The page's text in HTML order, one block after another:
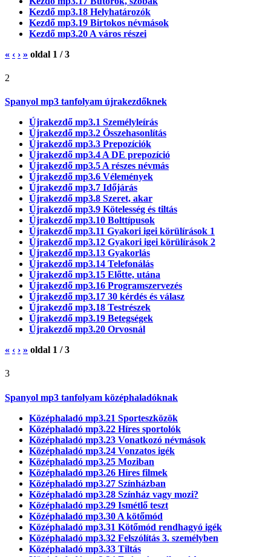
Kezdő mp3.18 Helyhatározók
Kezdő mp3.19 Birtokos névmások
Kezdő mp3.20 A város részei
« ‹ › » oldal 1 /3
2
Spanyol mp3 tanfolyam újrakezdőknek
Újrakezdő mp3.1 Személyleírás
Újrakezdő mp3.2 Összehasonlítás
Újrakezdő mp3.3 Prepozíciók
Újrakezdő mp3.4 A DE prepozíció
Újrakezdő mp3.5 A részes névmás
Újrakezdő mp3.6 Vélemények
Újrakezdő mp3.7 Időjárás
Újrakezdő mp3.8 Szeret, akar
Újrakezdő mp3.9 Kötelesség és tiltás
Újrakezdő mp3.10 Bolttípusok
Újrakezdő mp3.11 Gyakori igei körülírások 1
Újrakezdő mp3.12 Gyakori igei körülírások 2
Újrakezdő mp3.13 Gyakorlás
Újrakezdő mp3.14 Telefonálás
Újrakezdő mp3.15 Előtte, utána
Újrakezdő mp3.16 Programszervezés
Újrakezdő mp3.17 30 kérdés és válasz
Újrakezdő mp3.18 Testrészek
Újrakezdő mp3.19 Betegségek
Újrakezdő mp3.20 Orvosnál
« ‹ › » oldal 1 /3
3
Spanyol mp3 tanfolyam középhaladóknak
Középhaladó mp3.21 Sporteszközök
Középhaladó mp3.22 Híres sportolók
Középhaladó mp3.23 Vonatkozó névmások
Középhaladó mp3.24 Vonzatos igék
Középhaladó mp3.25 Moziban
Középhaladó mp3.26 Híres filmek
Középhaladó mp3.27 Színházban
Középhaladó mp3.28 Színház vagy mozi?
Középhaladó mp3.29 Ismétlő teszt
Középhaladó mp3.30 A kötőmód
Középhaladó mp3.31 Kötőmód rendhagyó igék
Középhaladó mp3.32 Felszólítás 3. személyben
Középhaladó mp3.33 Tiltás